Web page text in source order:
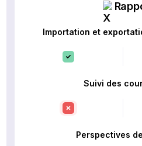
Importation et
Suivi des
Perspectives